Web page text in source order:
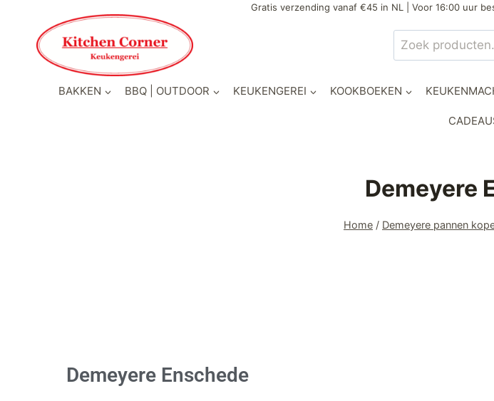
Gratis verzending vanaf €45 in NL | Voor 16:00 uur
BAKKEN BBQ | OUTDOOR KEUKENGEREI KOOKBOEKEN
Demeyere
Home / Demeyere pannen
Demeyere Enschede